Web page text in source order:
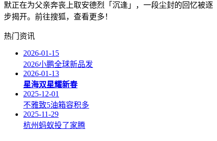
默正在为父亲奔丧上取安德烈「沉逢」，一段尘封的回忆被逐
步揭开。前往搜狐，查看更多！
热门资讯
2026-01-15
2026小鹏全球新品发
2026-01-13
星海双星耀新春
2025-12-01
不雅致5油箱容积多
2025-11-29
杭州蚂蚁投了家腾